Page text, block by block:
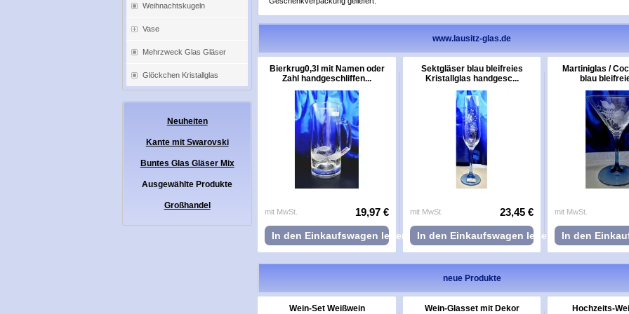
Weihnachtskugeln
Vase
Mehrzweck Glas Gläser
Glöckchen Kristallglas
Neuheiten
Kante mit Swarovski
Buntes Glas Gläser Mix
Ausgewählte Produkte
Großhandel
www.lausitz-glas.de
Bierkrug0,3l mit Namen oder
Zahl handgeschliffen...
mit MwSt. 19,97 €
In den Einkaufswagen legen
Sektgläser blau bleifreies
Kristallglas handgesc...
mit MwSt. 23,45 €
In den Einkaufswagen legen
Martiniglas /
blau
mit MwSt.
In den
neue Produkte
Wein-Set Weißwein
Wein-Glasset mit Dekor
Hochzeits-